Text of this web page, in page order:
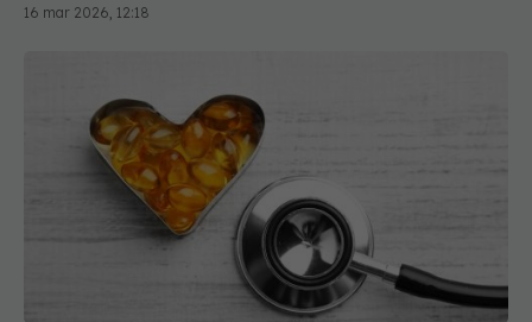
16 mar 2026, 12:18